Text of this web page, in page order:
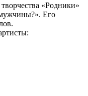
«Родники»
мужчины?». Его